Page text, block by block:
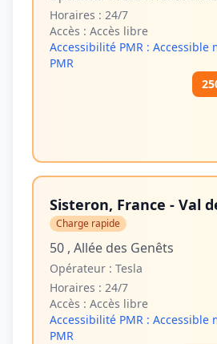
Horaires : 24/7
Accès : Accès libre
Accessibilité PMR : Accessible
PMR
Sisteron, France - Val
Charge rapide
50 , Allée des Genêts
Opérateur : Tesla
Horaires : 24/7
Accès : Accès libre
Accessibilité PMR : Accessible
PMR